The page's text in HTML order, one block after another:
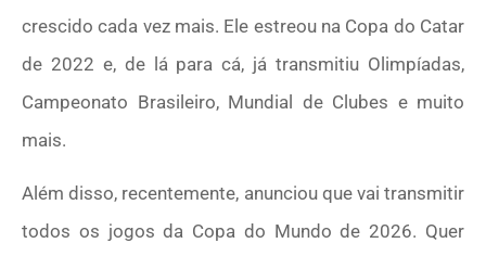
crescido cada vez mais. Ele estreou na Copa do Catar
de 2022 e, de lá para cá, já transmitiu Olimpíadas,
Campeonato Brasileiro, Mundial de Clubes e muito
mais.
Além disso, recentemente, anunciou que vai transmitir
todos os jogos da Copa do Mundo de 2026. Quer